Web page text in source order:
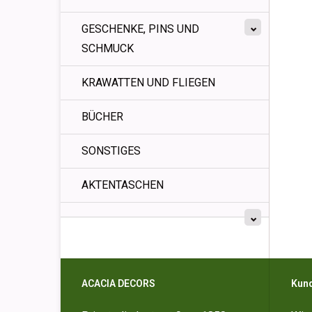
GESCHENKE, PINS UND
SCHMUCK
KRAWATTEN UND FLIEGEN
BÜCHER
SONSTIGES
AKTENTASCHEN
ACACIA DECORS